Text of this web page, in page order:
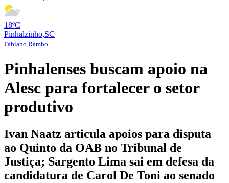
18ºC
Pinhalzinho,SC
Fabiano Rambo
Pinhalenses buscam apoio na
Alesc para fortalecer o setor
produtivo
Ivan Naatz articula apoios para disputa
ao Quinto da OAB no Tribunal de
Justiça; Sargento Lima sai em defesa da
candidatura de Carol De Toni ao senado